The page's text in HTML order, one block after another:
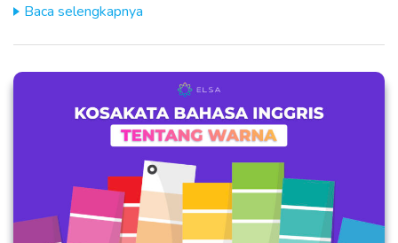
Baca selengkapnya